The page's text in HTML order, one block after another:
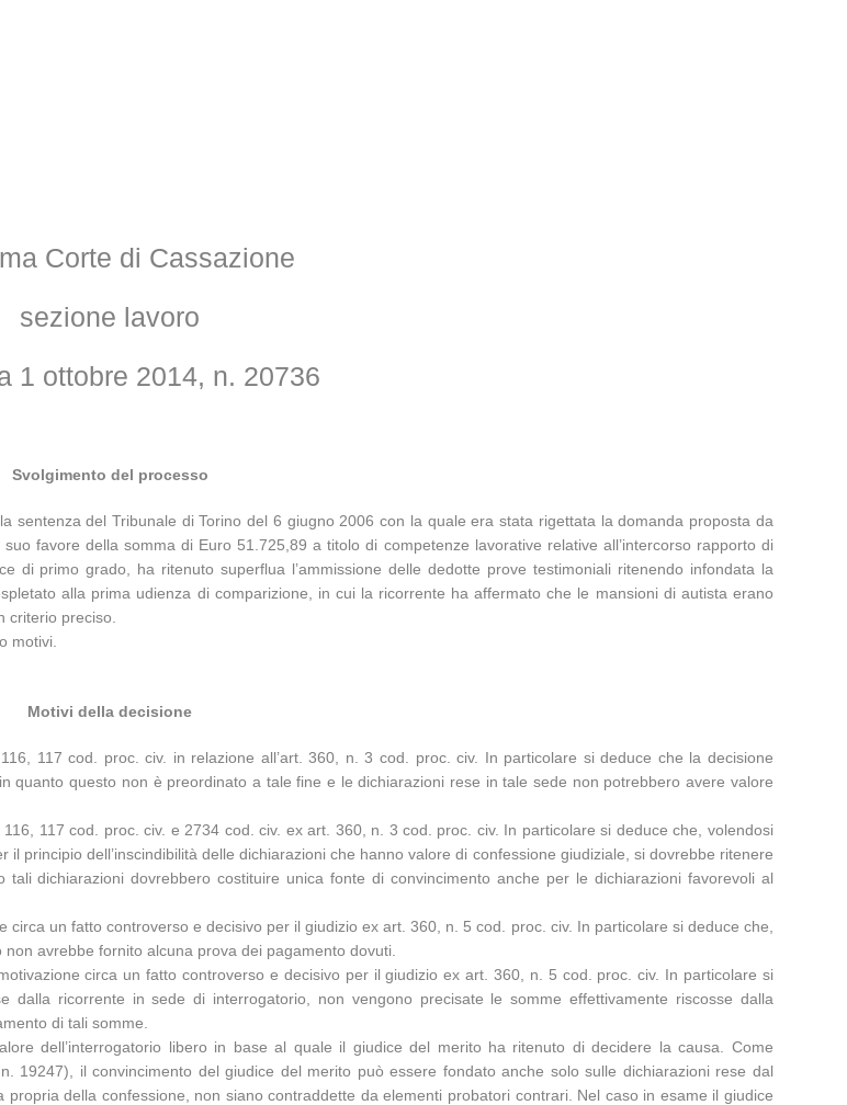
Corte di Cassazione
sezione lavoro
1 ottobre 2014, n. 20736
Svolgimento del processo
sentenza del Tribunale di Torino del 6 giugno 2006 con la quale era stata rigettata la domanda proposta da
favore della somma di Euro 51.725,89 a titolo di competenze lavorative relative all’intercorso rapporto di
di primo grado, ha ritenuto superflua l’ammissione delle dedotte prove testimoniali ritenendo infondata la
alla prima udienza di comparizione, in cui la ricorrente ha affermato che le mansioni di autista erano
criterio preciso.
motivi.
Motivi della decisione
117 cod. proc. civ. in relazione all’art. 360, n. 3 cod. proc. civ. In particolare si deduce che la decisione
quanto questo non è preordinato a tale fine e le dichiarazioni rese in tale sede non potrebbero avere valore
117 cod. proc. civ. e 2734 cod. civ. ex art. 360, n. 3 cod. proc. civ. In particolare si deduce che, volendosi
principio dell’inscindibilità delle dichiarazioni che hanno valore di confessione giudiziale, si dovrebbe ritenere
dichiarazioni dovrebbero costituire unica fonte di convincimento anche per le dichiarazioni favorevoli al
un fatto controverso e decisivo per il giudizio ex art. 360, n. 5 cod. proc. civ. In particolare si deduce che,
avrebbe fornito alcuna prova dei pagamento dovuti.
circa un fatto controverso e decisivo per il giudizio ex art. 360, n. 5 cod. proc. civ. In particolare si
dalla ricorrente in sede di interrogatorio, non vengono precisate le somme effettivamente riscosse dalla
di tali somme.
dell’interrogatorio libero in base al quale il giudice del merito ha ritenuto di decidere la causa. Come
19247), il convincimento del giudice del merito può essere fondato anche solo sulle dichiarazioni rese dal
della confessione, non siano contraddette da elementi probatori contrari. Nel caso in esame il giudice